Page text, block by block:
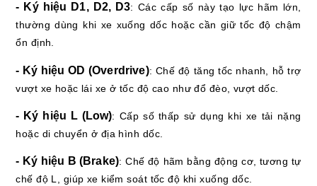
- Ký hiệu D1, D2, D3: Các cấp số này tạo lực hãm lớn,
thường dùng khi xe xuống dốc hoặc cần giữ tốc độ chậm
ổn định.
- Ký hiệu OD (Overdrive): Chế độ tăng tốc nhanh, hỗ trợ
vượt xe hoặc lái xe ở tốc độ cao như đổ đèo, vượt dốc.
- Ký hiệu L (Low): Cấp số thấp sử dụng khi xe tải nặng
hoặc di chuyển ở địa hình dốc.
- Ký hiệu B (Brake): Chế độ hãm bằng động cơ, tương tự
chế độ L, giúp xe kiểm soát tốc độ khi xuống dốc.